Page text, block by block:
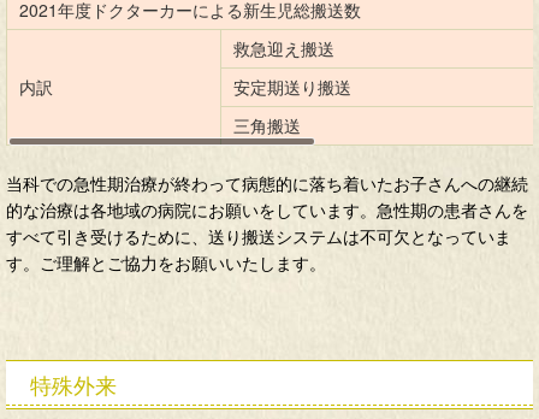
2021年度ドクターカーによる新生児総搬送数
内訳
救急迎え搬送
安定期送り搬送
三角搬送
当科での急性期治療が終わって病態的に落ち着いたお子さんへの継続
的な治療は各地域の病院にお願いをしています。急性期の患者さんを
すべて引き受けるために、送り搬送システムは不可欠となっていま
す。ご理解とご協力をお願いいたします。
特殊外来